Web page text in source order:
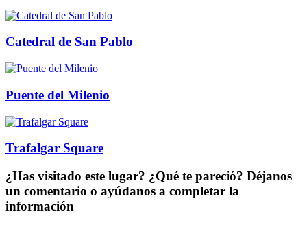
Catedral de San Pablo
Puente del Milenio
Trafalgar Square
¿Has visitado este lugar? ¿Qué te pareció? Déjanos
un comentario o ayúdanos a completar la
información